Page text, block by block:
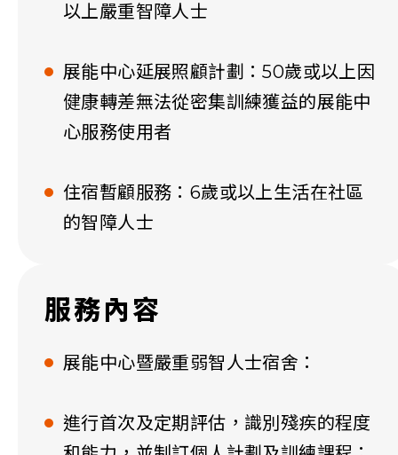
以上嚴重智障人士
展能中心延展照顧計劃：50歲或以上因
健康轉差無法從密集訓練獲益的展能中
心服務使用者
住宿暫顧服務：6歲或以上生活在社區
的智障人士
服務內容
展能中心暨嚴重弱智人士宿舍：
進行首次及定期評估，識別殘疾的程度